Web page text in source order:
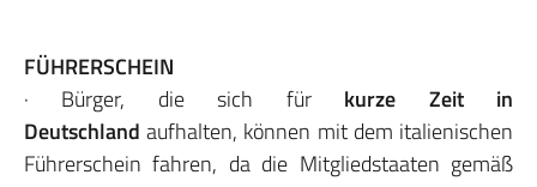
FÜHRERSCHEIN
· Bürger, die sich für kurze Zeit in
Deutschland aufhalten, können mit dem italienischen
Führerschein fahren, da die Mitgliedstaaten gemäß